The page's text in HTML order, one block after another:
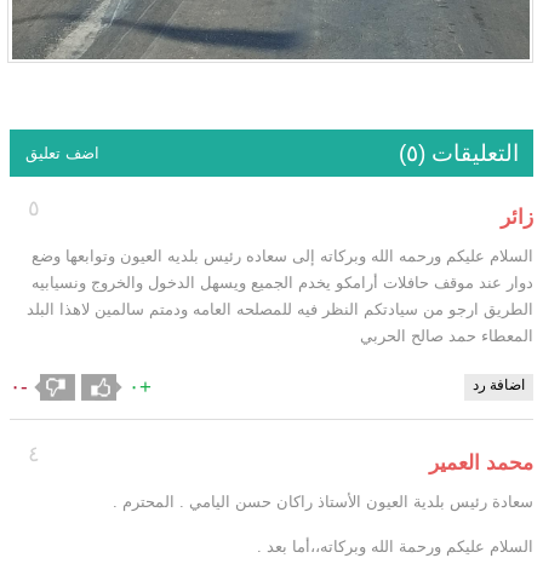
التعليقات (٥) اضف تعليق
٥ زائر
السلام عليكم ورحمه الله وبركاته إلى سعاده رئيس بلديه العيون وتوابعها وضع
دوار عند موقف حافلات أرامكو يخدم الجميع ويسهل الدخول والخروج ونسيابيه
الطريق ارجو من سيادتكم النظر فيه للمصلحه العامه ودمتم سالمين لاهذا البلد
المعطاء حمد صالح الحربي
اضافة رد +٠ -٠
٤ محمد العمير
سعادة رئيس بلدية العيون الأستاذ راكان حسن اليامي . المحترم .
السلام عليكم ورحمة الله وبركاته،،أما بعد .